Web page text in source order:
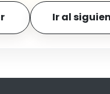
Ir al